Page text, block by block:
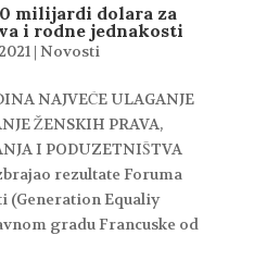
milijardi dolara za
i rodne jednakosti
| Novosti
NAJVEĆE ULAGANJE
ŽENSKIH PRAVA,
I PODUZETNIŠTVA
rezultate Foruma
(Generation Equaliy
gradu Francuske od